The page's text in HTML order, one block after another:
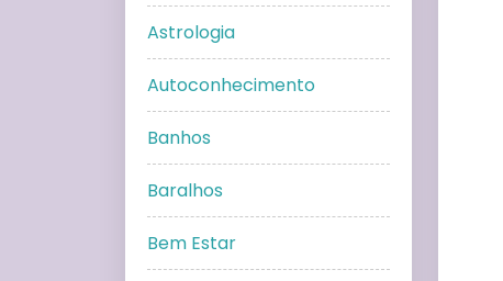
Astrologia
Autoconhecimento
Banhos
Baralhos
Bem Estar